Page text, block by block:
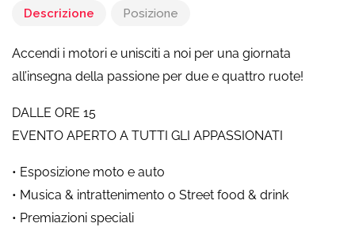
Descrizione Posizione
Accendi i motori e unisciti a noi per una giornata
all’insegna della passione per due e quattro ruote!
DALLE ORE 15
EVENTO APERTO A TUTTI GLI APPASSIONATI
• Esposizione moto e auto
• Musica & intrattenimento o Street food & drink
• Premiazioni speciali